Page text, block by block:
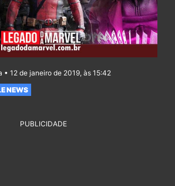
• 12 de janeiro de 2019, às 15:42
NEWS
PUBLICIDADE